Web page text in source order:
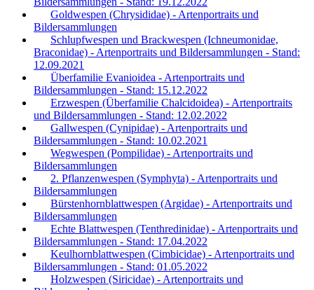
Goldwespen (Chrysididae) - Artenportraits und
Bildersammlungen
Schlupfwespen und Brackwespen (Ichneumonidae,
Braconidae) - Artenportraits und Bildersammlungen - Stand:
12.09.2021
Überfamilie Evanioidea - Artenportraits und
Bildersammlungen - Stand: 15.12.2022
Erzwespen (Überfamilie Chalcidoidea) - Artenportraits
und Bildersammlungen - Stand: 12.02.2022
Gallwespen (Cynipidae) - Artenportraits und
Bildersammlungen - Stand: 10.02.2021
Wegwespen (Pompilidae) - Artenportraits und
Bildersammlungen
2. Pflanzenwespen (Symphyta) - Artenportraits und
Bildersammlungen
Bürstenhornblattwespen (Argidae) - Artenportraits und
Bildersammlungen
Echte Blattwespen (Tenthredinidae) - Artenportraits und
Bildersammlungen - Stand: 17.04.2022
Keulhornblattwespen (Cimbicidae) - Artenportraits und
Bildersammlungen - Stand: 01.05.2022
Holzwespen (Siricidae) - Artenportraits und